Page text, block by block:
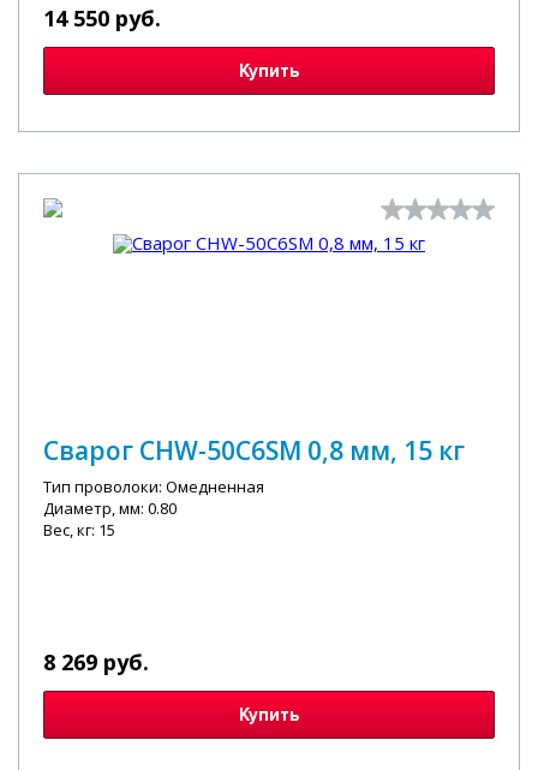
14 550 руб.
Купить
Сварог CHW-50C6SM 0,8 мм, 15 кг
Тип проволоки: Омедненная
Диаметр, мм: 0.80
Вес, кг: 15
8 269 руб.
Купить